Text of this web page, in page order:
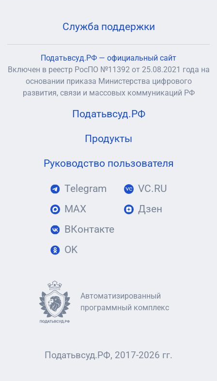
Служба поддержки
Податьвсуд.РФ — официальный сайт
Включен в реестр РосПО №11392 от 25.08.2021 года на
основании приказа Министерства цифрового
развития, связи и массовых коммуникаций РФ
Податьвсуд.РФ
Продукты
Руководство пользователя
Telegram
MAX
ВКонтакте
OK
VC.RU
Дзен
Автоматизированный
программный комплекс
Податьвсуд.РФ, 2017-2026 гг.